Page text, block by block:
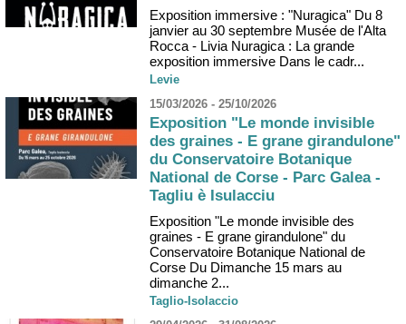
Exposition immersive : "Nuragica" Du 8
janvier au 30 septembre Musée de l'Alta
Rocca - Livia Nuragica : La grande
exposition immersive Dans le cadr...
Levie
15/03/2026 - 25/10/2026
Exposition "Le monde invisible
des graines - E grane girandulone"
du Conservatoire Botanique
National de Corse - Parc Galea -
Tagliu è Isulacciu
Exposition "Le monde invisible des
graines - E grane girandulone" du
Conservatoire Botanique National de
Corse Du Dimanche 15 mars au
dimanche 2...
Taglio-Isolaccio